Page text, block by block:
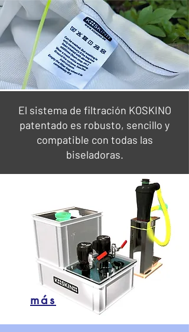
El sistema de filtración KOSKINO
patentado es robusto, sencillo y
compatible con todas las
biseladoras.
más